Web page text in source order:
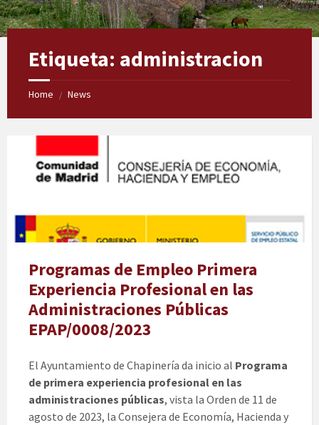
Etiqueta: administracion
Home / News
Subvenciones
Programas de Empleo Primera
Experiencia Profesional en las
Administraciones Públicas
EPAP/0008/2023
El Ayuntamiento de Chapinería da inicio al Programa
de primera experiencia profesional en las
administraciones públicas, vista la Orden de 11 de
agosto de 2023, la Consejera de Economía, Hacienda y